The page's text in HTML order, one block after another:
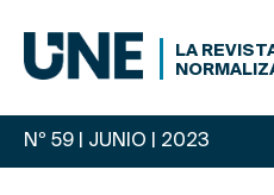
LA
Nº 59 | JUNIO | 2023